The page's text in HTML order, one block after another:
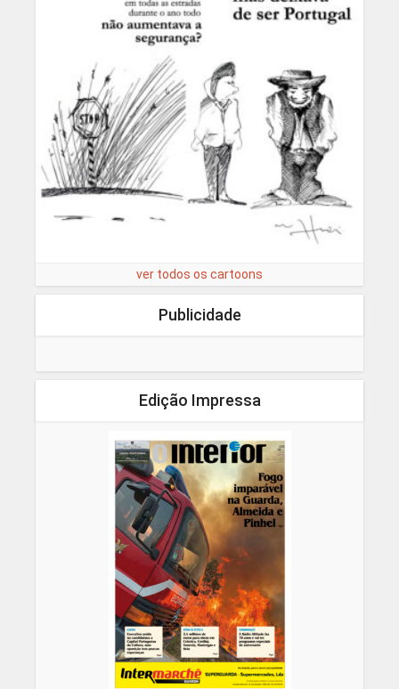
ver todos os cartoons
Publicidade
Edição Impressa